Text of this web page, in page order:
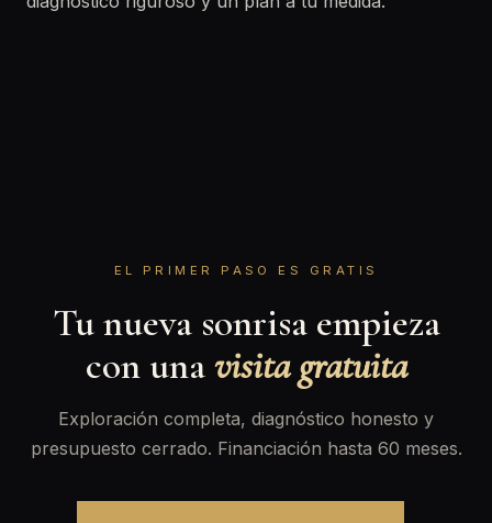
EL PRIMER PASO ES GRATIS
Tu nueva sonrisa empieza
con unavisita gratuita
Exploración completa, diagnóstico honesto y
presupuesto cerrado. Financiación hasta 60 meses.